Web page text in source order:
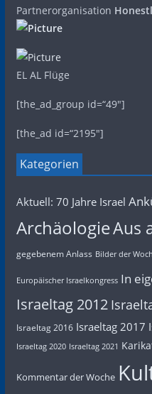
Partnerorganisation
EL AL Flüge
[the_ad_group id=“49″]
[the_ad id=“2195″]
Kategorien
Aktuell: 70 Jahre Israel
ArchäologieAus
gegebenem Anlass Bilder der
Europäischer Israelkongress In
Israeltag 2012
Israeltag 2016 Israeltag 2017
Israeltag 2020 Israeltag 2021
Kommentar der Woche